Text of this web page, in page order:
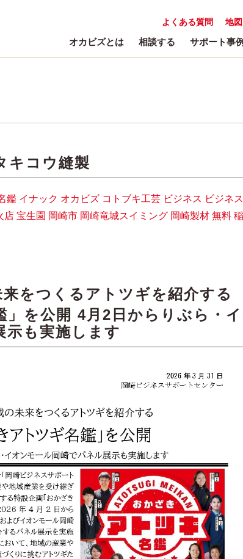
地
よくある質問
オカビズとは 相談する サポート事例
キコウ縫製
鑑 イナック オカビズ コトブキ工芸 ビジネス ビジネ
店 宝生園 岡崎市 岡崎竜城スイミング 岡崎製材 無料
をつくるアトツギを紹介する
」を公開 4月2日からりぶら・
示も実施します